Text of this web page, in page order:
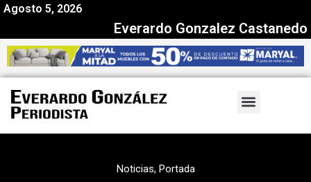
Agosto 5, 2026
Everardo Gonzalez Castanedo
Noticias, Portada